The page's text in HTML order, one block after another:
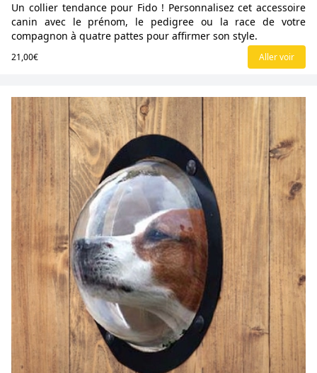
Un collier tendance pour Fido ! Personnalisez cet accessoire
canin avec le prénom, le pedigree ou la race de votre
compagnon à quatre pattes pour affirmer son style.
21,00€ Aller voir